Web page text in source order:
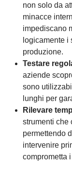
non solo da
minacce
impediscano
logicamente i
produzione.
Testare
aziende
sono
lunghi per
Rilevare
strumenti che
permettendo
intervenire
comprometta